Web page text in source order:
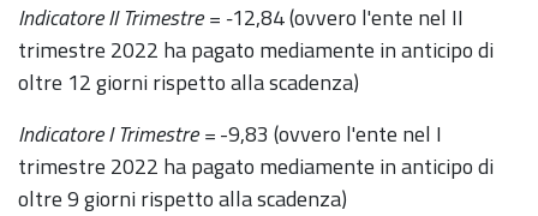
Indicatore II Trimestre = -12,84 (ovvero l'ente nel II
trimestre 2022 ha pagato mediamente in anticipo di
oltre 12 giorni rispetto alla scadenza)
Indicatore I Trimestre =-9,83 (ovvero l'ente nel I
trimestre 2022 ha pagato mediamente in anticipo di
oltre 9 giorni rispetto alla scadenza)